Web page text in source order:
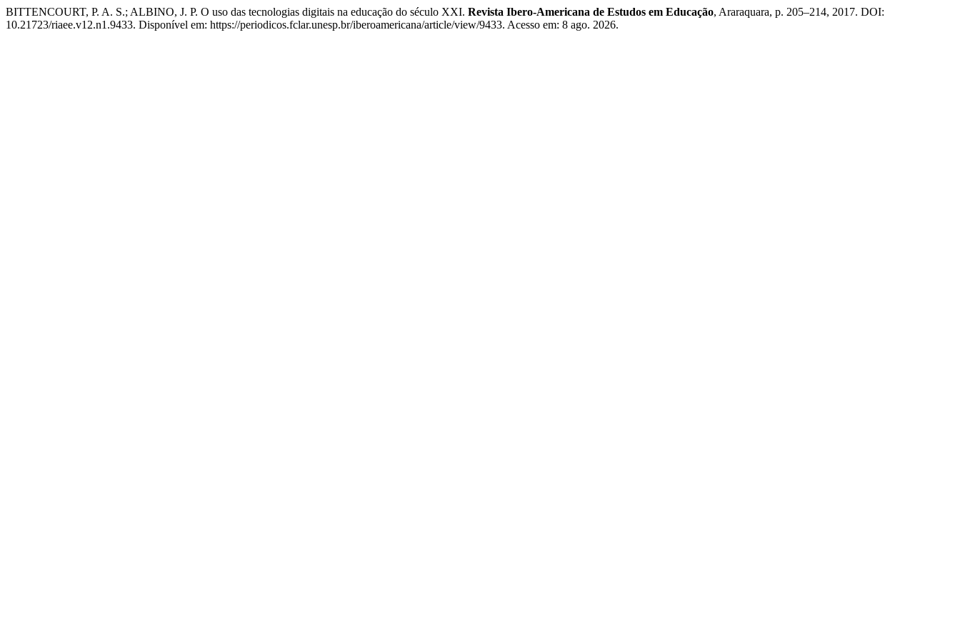
BITTENCOURT, P. A. S.; ALBINO, J. P. O uso das tecnologias digitais na educação do século XXI. Revista Ibero-Americana de Estudos em Educação, Araraquara, p. 205–214, 2017. DOI:
10.21723/riaee.v12.n1.9433. Disponível em: https://periodicos.fclar.unesp.br/iberoamericana/article/view/9433. Acesso em: 8 ago. 2026.